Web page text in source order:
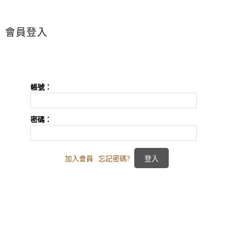
會員登入
帳號：
密碼：
加入會員 忘記密碼?